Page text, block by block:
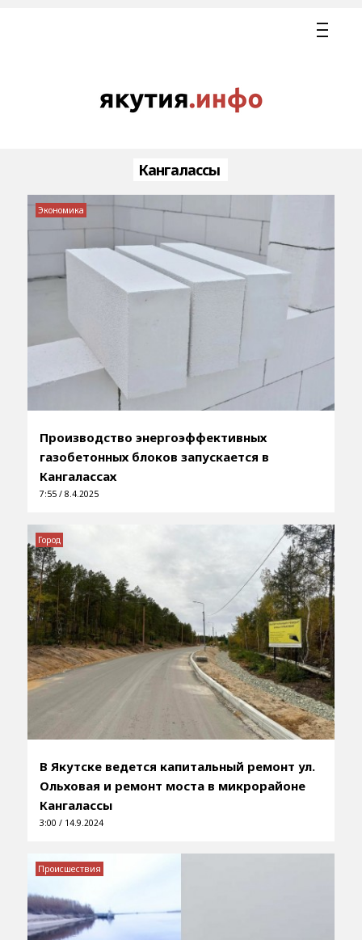
Кангалассы
Производство энергоэффективных
газобетонных блоков запускается в
Кангалассах
7:55 / 8.4.2025
Экономика
В Якутске ведется капитальный ремонт ул.
Ольховая и ремонт моста в микрорайоне
Кангалассы
3:00 / 14.9.2024
Город
Происшествия